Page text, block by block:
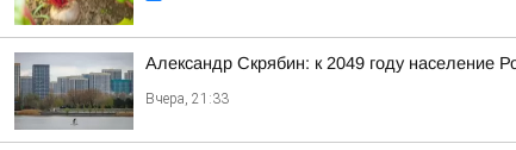
Александр Скрябин: к 2049 году население
Вчера, 21:33